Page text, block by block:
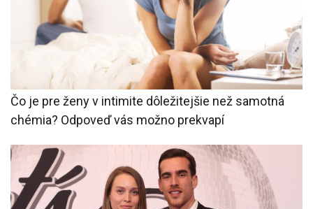
Čo je pre ženy v intimite dôležitejšie než samotná
chémia? Odpoveď vás možno prekvapí